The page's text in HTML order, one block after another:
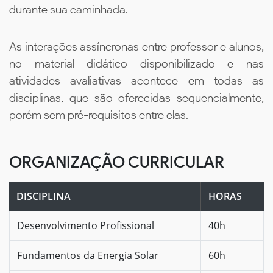
durante sua caminhada.
As interações assíncronas entre professor e alunos,
no material didático disponibilizado e nas
atividades avaliativas acontece em todas as
disciplinas, que são oferecidas sequencialmente,
porém sem pré-requisitos entre elas.
ORGANIZAÇÃO CURRICULAR
DISCIPLINA HORAS
Desenvolvimento Profissional 40h
Fundamentos da Energia Solar 60h